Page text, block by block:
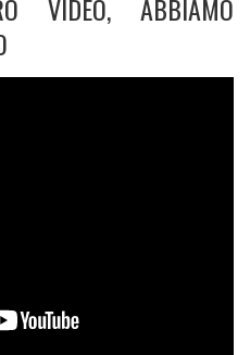
VIDEO, ABBIAMO